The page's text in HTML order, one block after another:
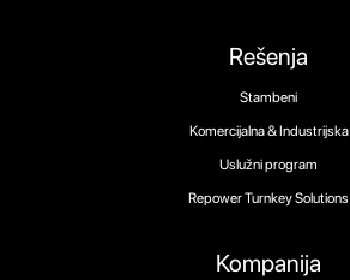
Kompanija
Rešenja
Stambeni
Komercijalna & Industrijska
Uslužni program
Repower Turnkey Solutions